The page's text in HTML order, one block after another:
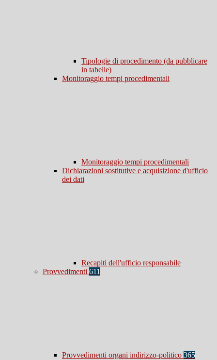
Tipologie di procedimento (da pubblicare
in tabelle)
Monitoraggio tempi procedimentali
Monitoraggio tempi procedimentali
Dichiarazioni sostitutive e acquisizione d'ufficio
dei dati
Recapiti dell'ufficio responsabile
Provvedimenti 611
Provvedimenti organi indirizzo-politico 365